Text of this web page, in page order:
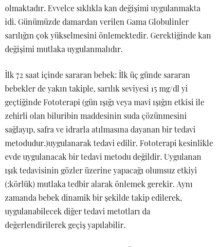
olmaktadır. Evvelce sıklıkla kan değişimi uygulanmakta
idi. Günümüzde damardan verilen Gama Globulinler
sarılığın çok yükselmesini önlemektedir. Gerektiğinde kan
değişimi mutlaka uygulanmalıdır.
İlk 72 saat içinde sararan bebek: İlk üç günde sararan
bebekler de yakın takiple, sarılık seviyesi 15 mg/dl yi
geçtiğinde Fototerapi (gün ışığı veya mavi ışığın etkisi ile
zehirli olan biluribin maddesinin suda çözünmesini
sağlayıp, safra ve idrarla atılmasına dayanan bir tedavi
metodudur.)uygulanarak tedavi edilir. Fototerapi kesinlikle
evde uygulanacak bir tedavi metodu değildir. Uygulanan
ışık tedavisinin gözler üzerine yapacağı olumsuz etkiyi
(:körlük) mutlaka tedbir alarak önlemek gerekir. Aynı
zamanda bebek dinamik bir şekilde takip edilerek,
uygulanabilecek diğer tedavi metotları da
değerlendirilerek geçiş yapılabilir.